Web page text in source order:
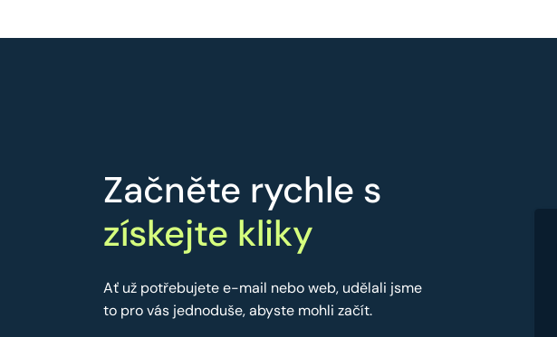
Začněte rychle s
získejte kliky
Ať už potřebujete e-mail nebo web, udělali jsme
to pro vás jednoduše, abyste mohli začít.